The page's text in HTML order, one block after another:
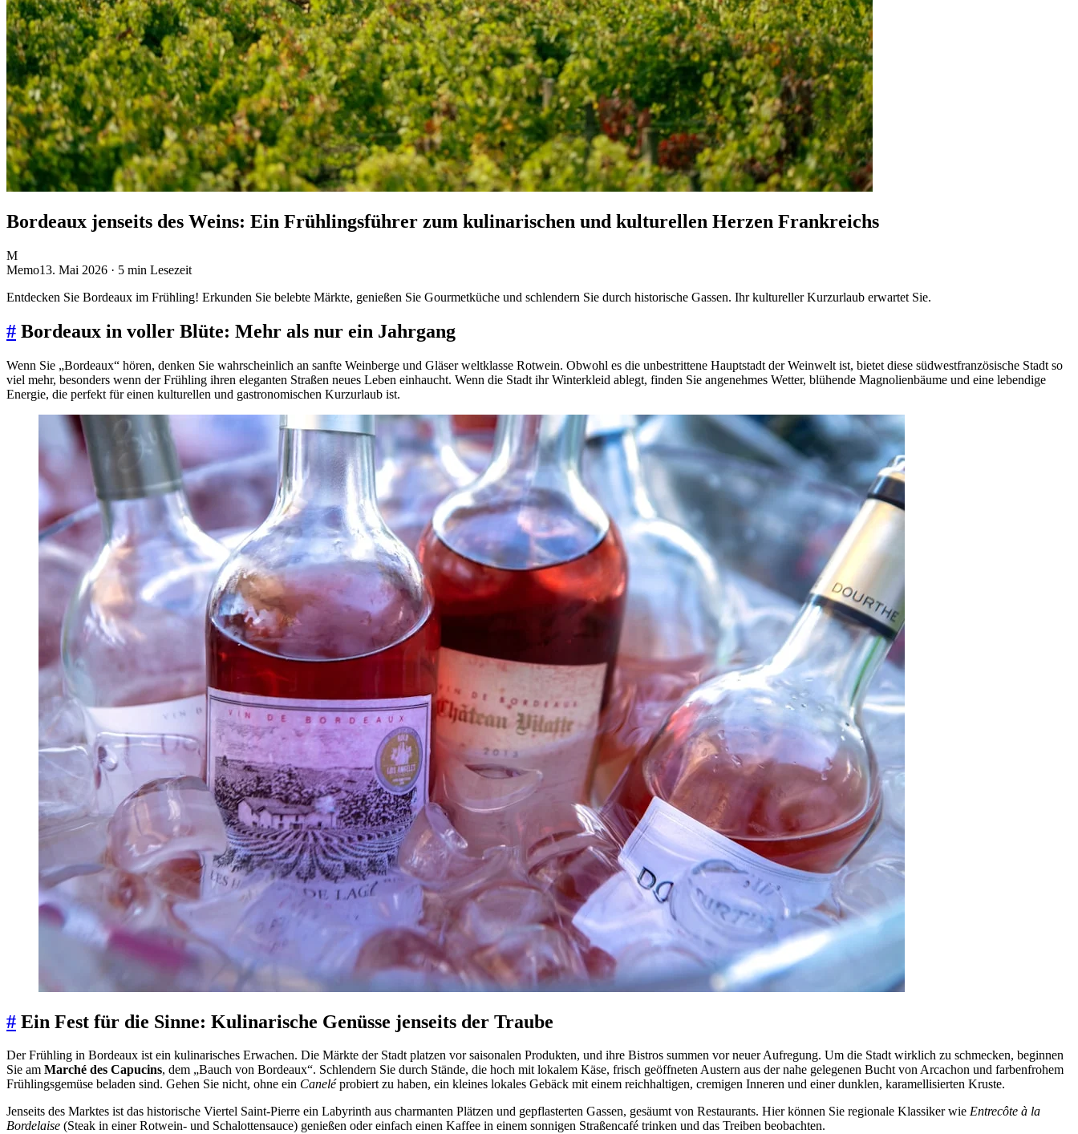
Bordeaux jenseits des Weins: Ein Frühlingsführer zum kulinarischen und kulturellen Herzen Frankreichs
M
Memo13. Mai 2026 · 5 min Lesezeit
Entdecken Sie Bordeaux im Frühling! Erkunden Sie belebte Märkte, genießen Sie Gourmetküche und schlendern Sie durch historische Gassen. Ihr kultureller Kurzurlaub erwartet Sie.
# Bordeaux in voller Blüte: Mehr als nur ein Jahrgang
Wenn Sie „Bordeaux“ hören, denken Sie wahrscheinlich an sanfte Weinberge und Gläser weltklasse Rotwein. Obwohl es die unbestrittene Hauptstadt der Weinwelt ist, bietet diese südwestfranzösische Stadt so
viel mehr, besonders wenn der Frühling ihren eleganten Straßen neues Leben einhaucht. Wenn die Stadt ihr Winterkleid ablegt, finden Sie angenehmes Wetter, blühende Magnolienbäume und eine lebendige
Energie, die perfekt für einen kulturellen und gastronomischen Kurzurlaub ist.
# Ein Fest für die Sinne: Kulinarische Genüsse jenseits der Traube
Der Frühling in Bordeaux ist ein kulinarisches Erwachen. Die Märkte der Stadt platzen vor saisonalen Produkten, und ihre Bistros summen vor neuer Aufregung. Um die Stadt wirklich zu schmecken, beginnen
Sie am Marché des Capucins, dem „Bauch von Bordeaux“. Schlendern Sie durch Stände, die hoch mit lokalem Käse, frisch geöffneten Austern aus der nahe gelegenen Bucht von Arcachon und farbenfrohem
Frühlingsgemüse beladen sind. Gehen Sie nicht, ohne ein Caneléprobiert zu haben, ein kleines lokales Gebäck mit einem reichhaltigen, cremigen Inneren und einer dunklen, karamellisierten Kruste.
Jenseits des Marktes ist das historische Viertel Saint-Pierre ein Labyrinth aus charmanten Plätzen und gepflasterten Gassen, gesäumt von Restaurants. Hier können Sie regionale Klassiker wie Entrecôte à la
Bordelaise (Steak in einer Rotwein- und Schalottensauce) genießen oder einfach einen Kaffee in einem sonnigen Straßencafé trinken und das Treiben beobachten.